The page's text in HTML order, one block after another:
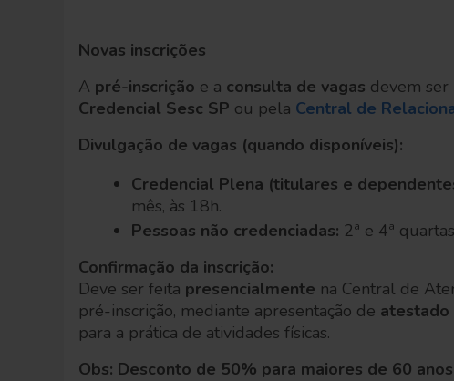
Novas inscrições
A pré-inscrição e a consulta de vagas devem ser
Credencial Sesc SP ou pela Central de
Divulgação de vagas (quando disponíveis):
Credencial Plena (titulares e
mês, às 18h.
Pessoas não credenciadas: 2ª e 4ª
Confirmação da inscrição:
Deve ser feita presencialmente na Central de
pré-inscrição, mediante apresentação de atestado
para a prática de atividades físicas.
Obs: Desconto de 50% para maiores de 60